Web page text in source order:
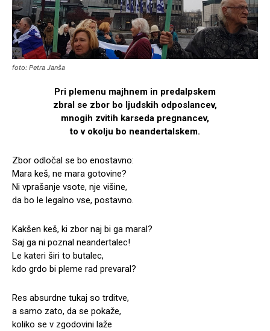
foto: Petra Janša
Pri plemenu majhnem in predalpskem
zbral se zbor bo ljudskih odposlancev,
mnogih zvitih karseda pregnancev,
to v okolju bo neandertalskem.
Zbor odločal se bo enostavno:
Mara keš, ne mara gotovine?
Ni vprašanje vsote, nje višine,
da bo le legalno vse, postavno.
Kakšen keš, ki zbor naj bi ga maral?
Saj ga ni poznal neandertalec!
Le kateri širi to butalec,
kdo grdo bi pleme rad prevaral?
Res absurdne tukaj so trditve,
a samo zato, da se pokaže,
koliko se v zgodovini laže